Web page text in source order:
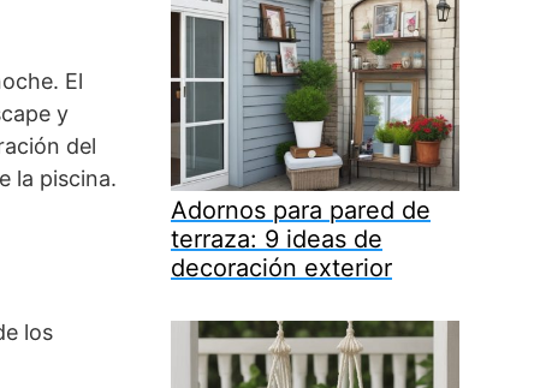
El
y
del
la piscina.
los
Adornos para pared de
terraza: 9 ideas de
decoración exterior